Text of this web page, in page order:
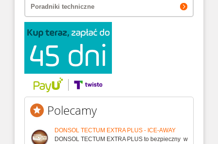
Poradniki techniczne
Polecamy
DONSOL TECTUM EXTRA PLUS - ICE-AWAY
DONSOL TECTUM EXTRA PLUS to bezpieczny w